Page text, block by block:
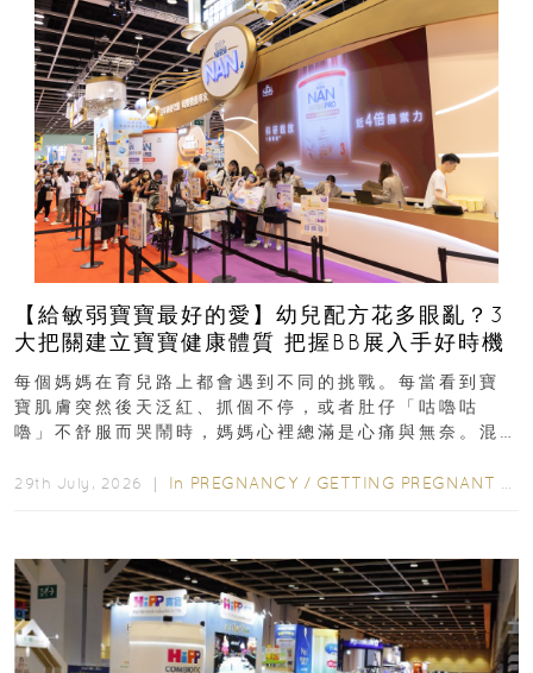
【給敏弱寶寶最好的愛】幼兒配方花多眼亂？3
大把關建立寶寶健康體質 把握BB展入手好時機
每個媽媽在育兒路上都會遇到不同的挑戰。每當看到寶
寶肌膚突然後天泛紅、抓個不停，或者肚仔「咕嚕咕
嚕」不舒服而哭鬧時，媽媽心裡總滿是心痛與無奈。混
29th July, 2026 ｜ In PREGNANCY / GETTING PREGNANT